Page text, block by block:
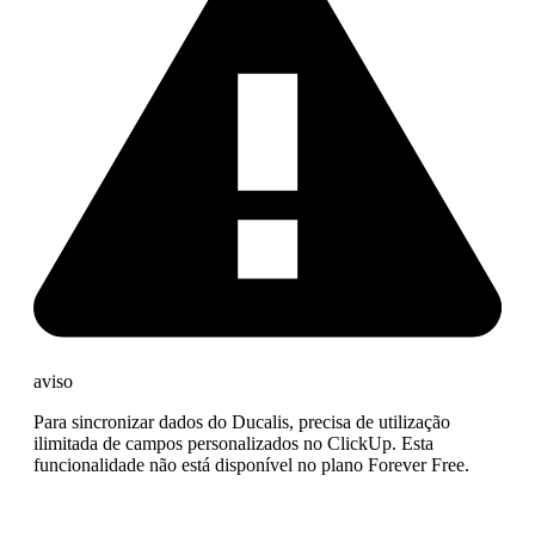
aviso
Para sincronizar dados do Ducalis, precisa de utilização
ilimitada de campos personalizados no ClickUp. Esta
funcionalidade não está disponível no plano Forever Free.